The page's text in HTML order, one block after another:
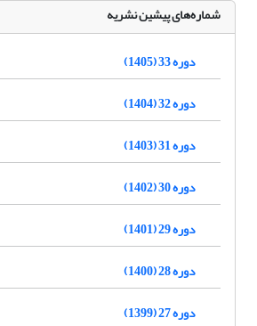
شماره‌های پیشین نشریه
دوره 33 (1405)
دوره 32 (1404)
دوره 31 (1403)
دوره 30 (1402)
دوره 29 (1401)
دوره 28 (1400)
دوره 27 (1399)